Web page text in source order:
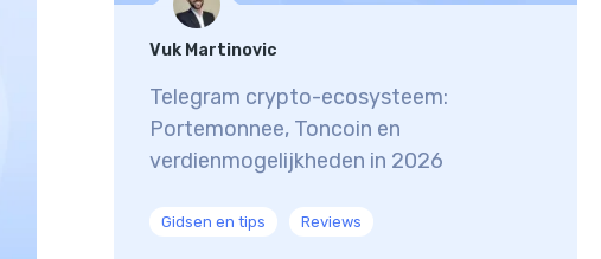
Vuk Martinovic
Telegram crypto-ecosysteem:
Portemonnee, Toncoin en
verdienmogelijkheden in 2026
Gidsen en tips Reviews